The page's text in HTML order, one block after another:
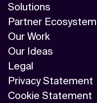
Solutions
Partner Ecosystem
Our Work
Our Ideas
Legal
Privacy Statement
Cookie Statement